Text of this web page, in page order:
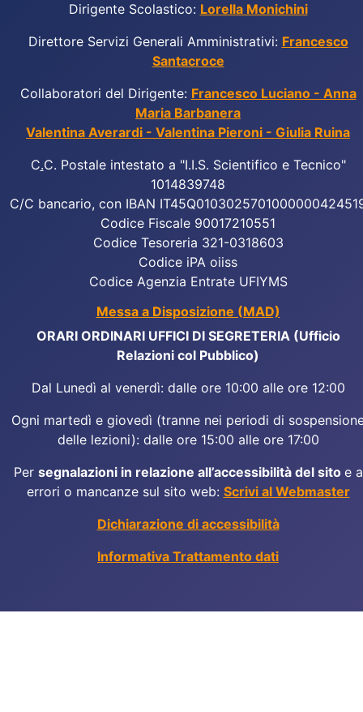
Dirigente Scolastico: Lorella Monichini
Direttore Servizi Generali Amministrativi: Francesco
Santacroce
Collaboratori del Dirigente: Francesco Luciano - Anna
Maria Barbanera
Valentina Averardi - Valentina Pieroni - Giulia Ruina
C.C. Postale intestato a "I.I.S. Scientifico e Tecnico"
1014839748
C/C bancario, con IBAN
Codice Fiscale 90017210551
Codice Tesoreria 321-0318603
Codice iPA oiiss
Codice Agenzia Entrate UFIYMS
Messa a Disposizione (MAD)
ORARI ORDINARI UFFICI DI SEGRETERIA (Ufficio
Relazioni col Pubblico)
Dal Lunedì al venerdì: dalle ore 10:00 alle ore 12:00
Ogni martedì e giovedì (tranne nei periodi di
delle lezioni): dalle ore 15:00 alle ore 17:00
Per segnalazioni in relazione all’accessibilità del sito e a
errori o mancanze sul sito web: Scrivi al Webmaster
Dichiarazione di accessibilità
Informativa Trattamento dati